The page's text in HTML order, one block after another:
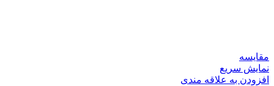
مقايسه
نمایش سریع
افزودن به علاقه مندی